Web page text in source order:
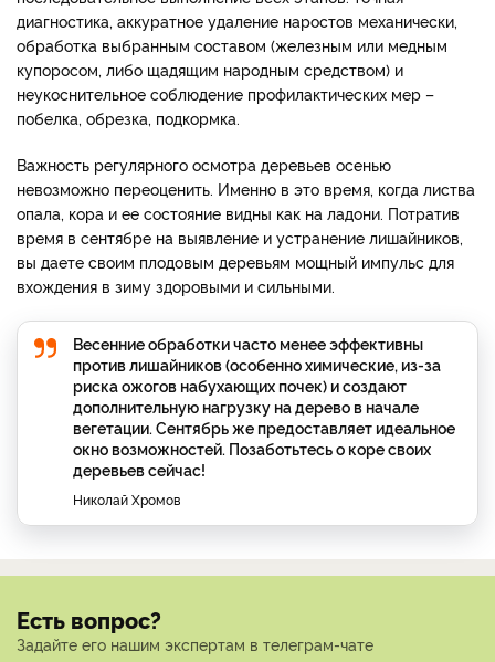
диагностика, аккуратное удаление наростов механически,
обработка выбранным составом (железным или медным
купоросом, либо щадящим народным средством) и
неукоснительное соблюдение профилактических мер –
побелка, обрезка, подкормка.
Важность регулярного осмотра деревьев осенью
невозможно переоценить. Именно в это время, когда листва
опала, кора и ее состояние видны как на ладони. Потратив
время в сентябре на выявление и устранение лишайников,
вы даете своим плодовым деревьям мощный импульс для
вхождения в зиму здоровыми и сильными.
Весенние обработки часто менее эффективны
против лишайников (особенно химические, из-за
риска ожогов набухающих почек) и создают
дополнительную нагрузку на дерево в начале
вегетации. Сентябрь же предоставляет идеальное
окно возможностей. Позаботьтесь о коре своих
деревьев сейчас!
Николай Хромов
Есть вопрос?
Задайте его нашим экспертам в телеграм-чате